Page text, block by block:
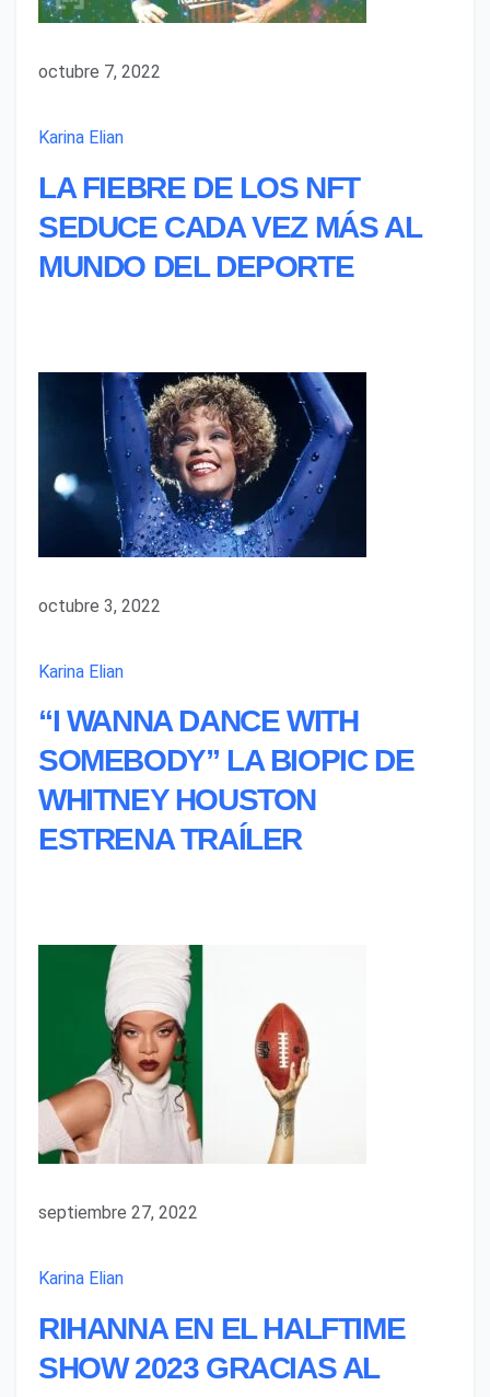
octubre 7, 2022
Karina Elian
LA FIEBRE DE LOS NFT
SEDUCE CADA VEZ MÁS AL
MUNDO DEL DEPORTE
octubre 3, 2022
Karina Elian
“I WANNA DANCE WITH
SOMEBODY” LA BIOPIC DE
WHITNEY HOUSTON
ESTRENA TRAÍLER
septiembre 27, 2022
Karina Elian
RIHANNA EN EL HALFTIME
SHOW 2023 GRACIAS AL